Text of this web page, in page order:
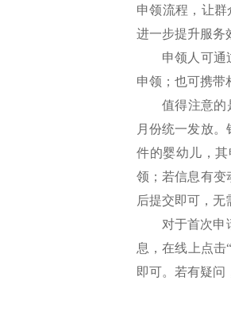
申领流程，让
进一步提升服务
申领人可通
申领；也可携带
值得注意的
月份统一发放
件的婴幼儿，
领；若信息有变
后提交即可，无
对于首次申
息，在线上点击
即可。若有疑问